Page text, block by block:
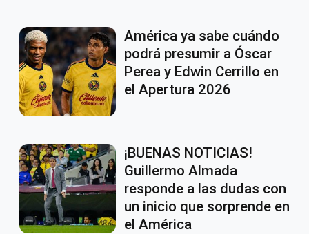
América ya sabe cuándo
podrá presumir a Óscar
Perea y Edwin Cerrillo en
el Apertura 2026
¡BUENAS NOTICIAS!
Guillermo Almada
responde a las dudas con
un inicio que sorprende en
el América